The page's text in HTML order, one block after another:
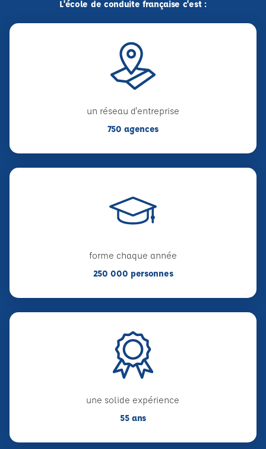
L'école de conduite française c'est :
un réseau d'entreprise
750 agences
forme chaque année
250 000 personnes
une solide expérience
55 ans